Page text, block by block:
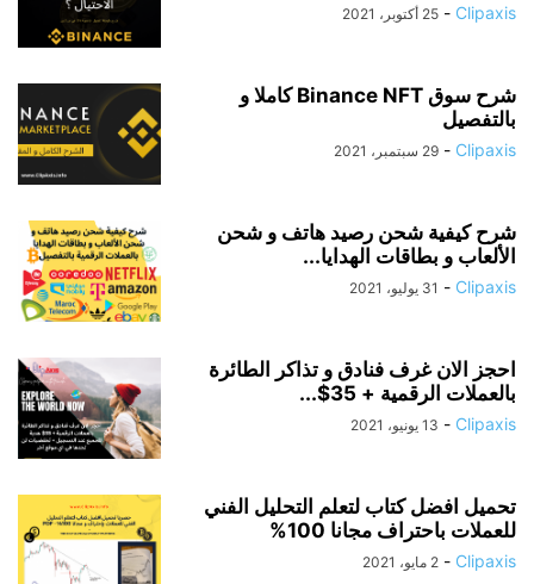
Clipaxis
- 25 أكتوبر، 2021
شرح سوق Binance NFT كاملا و
بالتفصيل
Clipaxis
- 29 سبتمبر، 2021
شرح كيفية شحن رصيد هاتف و شحن
الألعاب و بطاقات الهدايا...
Clipaxis
- 31 يوليو، 2021
احجز الان غرف فنادق و تذاكر الطائرة
بالعملات الرقمية + 35$...
Clipaxis
- 13 يونيو، 2021
تحميل افضل كتاب لتعلم التحليل الفني
للعملات باحتراف مجانا 100%
Clipaxis
- 2 مايو، 2021